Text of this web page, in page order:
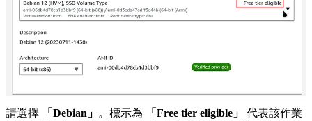
請選擇 「Debian」 。標示為 「Free tier eligible」
代表該作業